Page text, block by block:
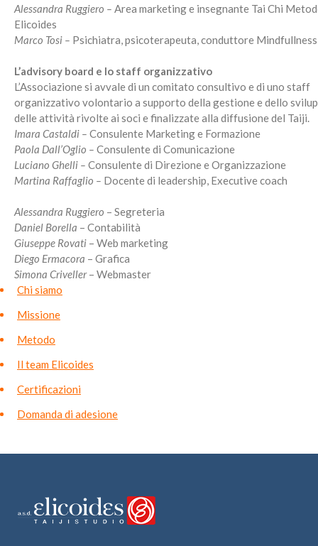
Alessandra Ruggiero – Area marketing e insegnante Tai Chi
Elicoides
Marco Tosi – Psichiatra, psicoterapeuta, conduttore Mindfullness
L’advisory board e lo staff organizzativo
L’Associazione si avvale di un comitato consultivo e di uno staff
organizzativo volontario a supporto della gestione e dello
delle attività rivolte ai soci e finalizzate alla diffusione del Taiji.
Imara Castaldi – Consulente Marketing e Formazione
Paola Dall’Oglio – Consulente di Comunicazione
Luciano Ghelli – Consulente di Direzione e Organizzazione
Martina Raffaglio – Docente di leadership, Executive coach
Alessandra Ruggiero – Segreteria
Daniel Borella – Contabilità
Giuseppe Rovati – Web marketing
Diego Ermacora – Grafica
Simona Criveller– Webmaster
Chi siamo
Missione
Metodo
Il team Elicoides
Certificazioni
Domanda di adesione